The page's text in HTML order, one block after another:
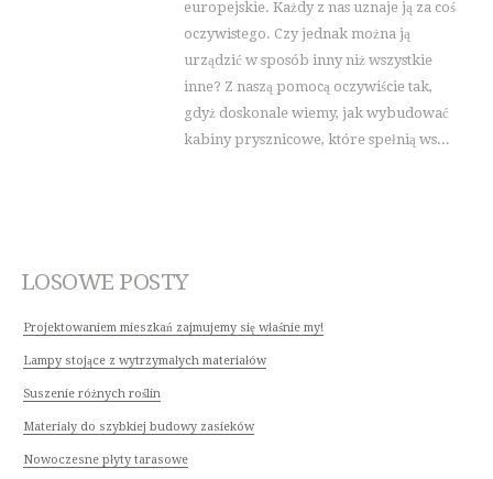
europejskie. Każdy z nas uznaje ją za coś
oczywistego. Czy jednak można ją
urządzić w sposób inny niż wszystkie
inne? Z naszą pomocą oczywiście tak,
gdyż doskonale wiemy, jak wybudować
kabiny prysznicowe, które spełnią ws...
LOSOWE POSTY
Projektowaniem mieszkań zajmujemy się właśnie my!
Lampy stojące z wytrzymałych materiałów
Suszenie różnych roślin
Materiały do szybkiej budowy zasieków
Nowoczesne płyty tarasowe